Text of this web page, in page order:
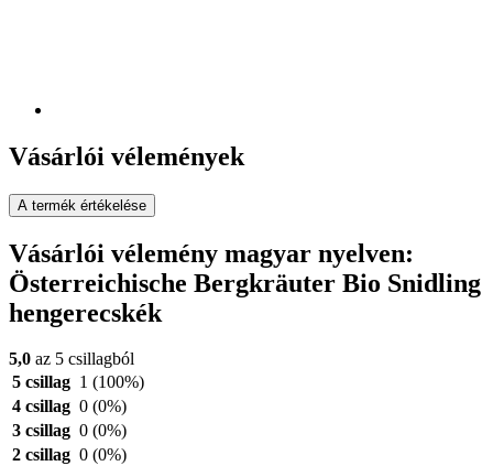
Vásárlói vélemények
A termék értékelése
Vásárlói vélemény magyar nyelven:
Österreichische Bergkräuter Bio Snidling
hengerecskék
5,0 az 5 csillagból
5 csillag 1 (100%)
4 csillag 0 (0%)
3 csillag 0 (0%)
2 csillag 0 (0%)